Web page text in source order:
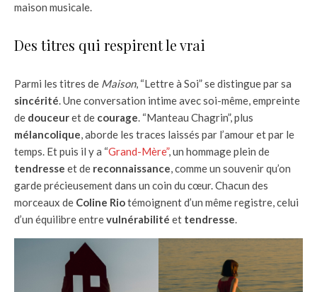
maison musicale.
Des titres qui respirent le vrai
Parmi les titres de Maison, “Lettre à Soi” se distingue par sa
sincérité. Une conversation intime avec soi-même, empreinte
de douceuret de courage. “Manteau Chagrin”, plus
mélancolique, aborde les traces laissés par l’amour et par le
temps. Et puis il y a “Grand-Mère”, un hommage plein de
tendresse et de reconnaissance, comme un souvenir qu’on
garde précieusement dans un coin du cœur. Chacun des
morceaux de Coline Riotémoignent d’un même registre, celui
d’un équilibre entrevulnérabilité et tendresse.